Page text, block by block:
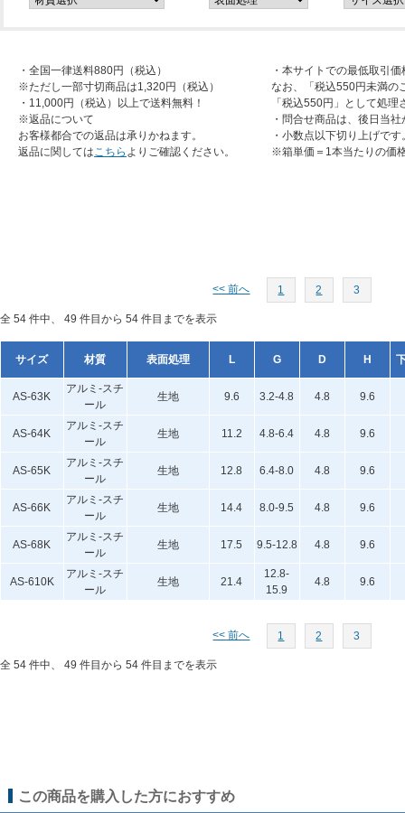
・全国一律送料880円（税込）
※ただし一部寸切商品は1,320円（税込）
・11,000円（税込）以上で送料無料！
※返品について
お客様都合での返品は承りかねます。
返品に関してはこちら よりご確認ください。
・本サイトでの最低取引
なお、「税込550円未満の
「税込550円」として処
・問合せ商品は、後日当
・小数点以下切り上げです
※箱単価＝1本当たりの価
<< 前へ 1 2 3
全 54 件中、 49 件目から 54 件目までを表示
サイズ 材質 表面処理 L G D H
AS-63K
アルミ-スチ
ール
生地 9.6 3.2-4.8 4.8 9.6
AS-64K
アルミ-スチ
ール
生地 11.2 4.8-6.4 4.8 9.6
AS-65K
アルミ-スチ
ール
生地 12.8 6.4-8.0 4.8 9.6
AS-66K
アルミ-スチ
ール
生地 14.4 8.0-9.5 4.8 9.6
AS-68K
アルミ-スチ
ール
生地 17.5 9.5-12.8 4.8 9.6
AS-610K
アルミ-スチ
ール
生地 21.4
12.8-
15.9
4.8 9.6
<< 前へ 1 2 3
全 54 件中、 49 件目から 54 件目までを表示
この商品を購入した方におすすめ